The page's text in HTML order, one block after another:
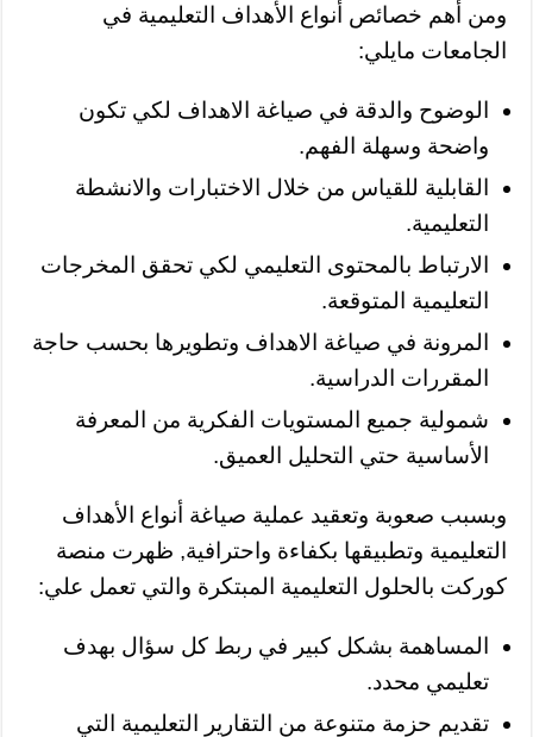
ومن أهم خصائص أنواع الأهداف التعليمية في
الجامعات مايلي:
الوضوح والدقة في صياغة الاهداف لكي تكون
واضحة وسهلة الفهم.
القابلية للقياس من خلال الاختبارات والانشطة
التعليمية.
الارتباط بالمحتوى التعليمي لكي تحقق المخرجات
التعليمية المتوقعة.
المرونة في صياغة الاهداف وتطويرها بحسب حاجة
المقررات الدراسية.
شمولية جميع المستويات الفكرية من المعرفة
الأساسية حتي التحليل العميق.
وبسبب صعوبة وتعقيد عملية صياغة أنواع الأهداف
التعليمية وتطبيقها بكفاءة واحترافية, ظهرت منصة
كوركت بالحلول التعليمية المبتكرة والتي تعمل علي:
المساهمة بشكل كبير في ربط كل سؤال بهدف
تعليمي محدد.
تقديم حزمة متنوعة من التقارير التعليمية التي